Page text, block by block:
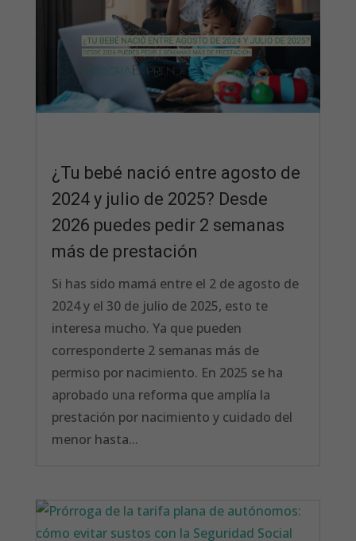
¿Tu bebé nació entre agosto de
2024 y julio de 2025? Desde
2026 puedes pedir 2 semanas
más de prestación
Si has sido mamá entre el 2 de agosto de
2024 y el 30 de julio de 2025, esto te
interesa mucho. Ya que pueden
corresponderte 2 semanas más de
permiso por nacimiento. En 2025 se ha
aprobado una reforma que amplía la
prestación por nacimiento y cuidado del
menor hasta...